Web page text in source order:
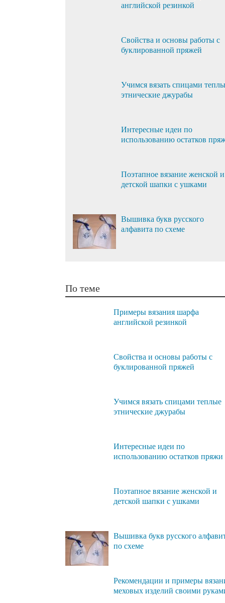
английской резинкой
Свойства и основы работы с
буклированной пряжей
Учимся вязать спицами
этнические джурабы
Интересные идеи по
использованию остатков
Поэтапное вязание женской и
детской шапки с ушками
Вышивка букв русского
алфавита по схеме
По теме
Примеры вязания шарфа
английской резинкой
Свойства и основы работы с
буклированной пряжей
Учимся вязать спицами теплые
этнические джурабы
Интересные идеи по
использованию остатков пряжи
Поэтапное вязание женской и
детской шапки с ушками
Вышивка букв русского
по схеме
Рекомендации и примеры
меховых изделий своими